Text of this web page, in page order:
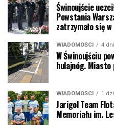
Świnoujście
Powstania
zatrzymało się
WIADOMOŚCI 4
W Świnoujściu
hulajnóg.
WIADOMOŚCI 1
Jarigol Team
Memoriału im.